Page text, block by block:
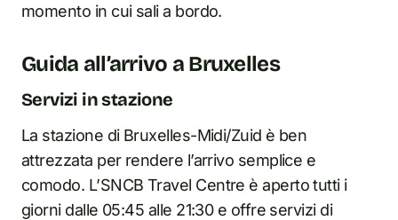
momento in cui sali a bordo.
Guida all’arrivo a Bruxelles
Servizi in stazione
La stazione di Bruxelles-Midi/Zuid è ben
attrezzata per rendere l’arrivo semplice e
comodo. L’SNCB Travel Centre è aperto tutti i
giorni dalle 05:45 alle 21:30 e offre servizi di